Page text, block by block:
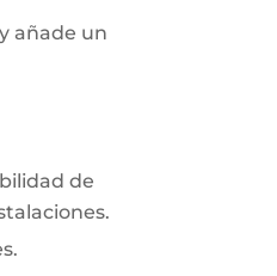
añade un
de